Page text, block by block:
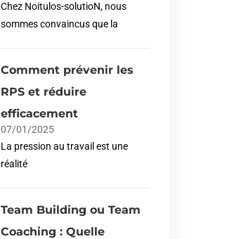
Chez Noitulos-solutioN, nous
sommes convaincus que la
Comment prévenir les
RPS et réduire
efficacement
07/01/2025
La pression au travail est une
réalité
Team Building ou Team
Coaching : Quelle